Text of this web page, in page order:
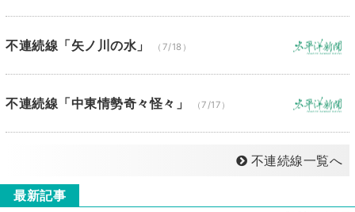
不連続線「矢ノ川の水」 （7/18）
不連続線「中東情勢奇々怪々」 （7/17）
不連続線一覧へ
最新記事